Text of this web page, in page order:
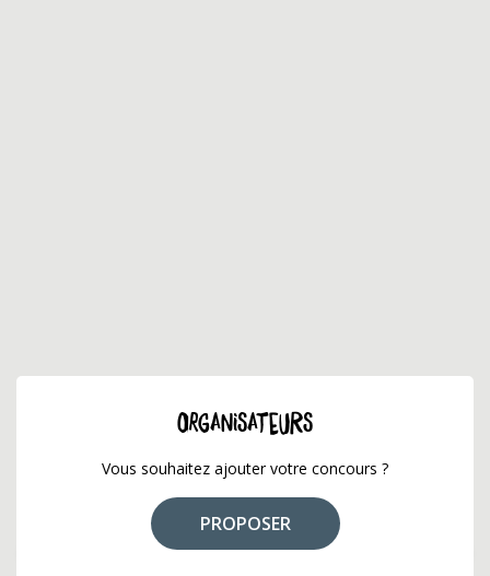
ORGANISATEURS
Vous souhaitez ajouter votre concours ?
PROPOSER